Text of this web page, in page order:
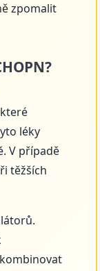
zpomalit
léky
V případě
těžších